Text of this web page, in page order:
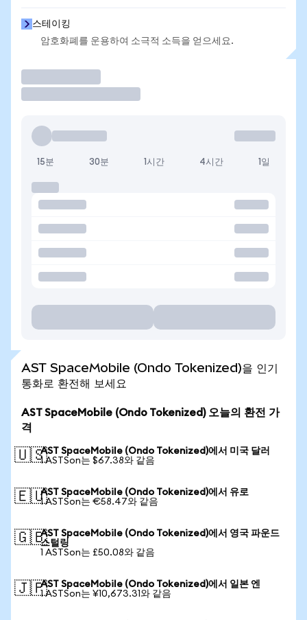
스테이킹
암호화폐를 운용하여 소극적 소득을 얻으세요.
15분 30분 1시간 4시간 1일
AST SpaceMobile (Ondo Tokenized)을 인기
통화로 환전해 보세요
AST SpaceMobile (Ondo Tokenized) 오늘의 환전 가
격
🇺🇸AST SpaceMobile (Ondo Tokenized)에서 미국 달러
1 ASTSon는 $67.38와 같음
🇪🇺AST SpaceMobile (Ondo Tokenized)에서 유로
1 ASTSon는 €58.47와 같음
🇬🇧AST SpaceMobile (Ondo Tokenized)에서 영국 파운드
스털링
1 ASTSon는 £50.08와 같음
🇯🇵AST SpaceMobile (Ondo Tokenized)에서 일본 엔
1 ASTSon는 ¥10,673.31와 같음